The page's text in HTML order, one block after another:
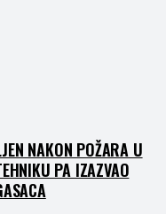
NAKON POŽARA U
PA IZAZVAO